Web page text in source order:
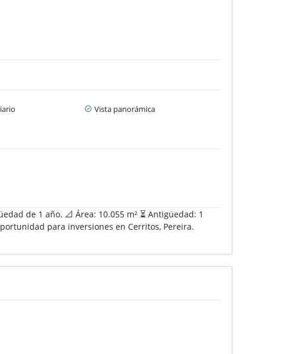
Vista panorámica
de 1 año. 📐 Área: 10.055 m² ⏳ Antigüedad: 1
para inversiones en Cerritos, Pereira.